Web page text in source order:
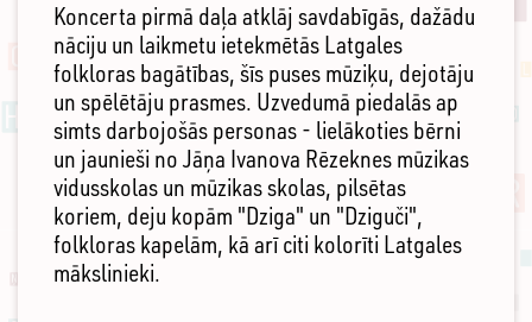
Koncerta pirmā daļa atklāj savdabīgās, dažādu
nāciju un laikmetu ietekmētās Latgales
folkloras bagātības, šīs puses mūziķu, dejotāju
un spēlētāju prasmes. Uzvedumā piedalās ap
simts darbojošās personas - lielākoties bērni
un jaunieši no Jāņa Ivanova Rēzeknes mūzikas
vidusskolas un mūzikas skolas, pilsētas
koriem, deju kopām "Dziga" un "Dziguči",
folkloras kapelām, kā arī citi kolorīti Latgales
mākslinieki.